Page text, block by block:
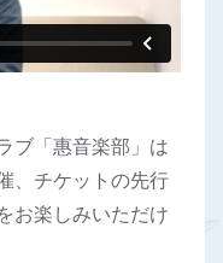
ブ「惠音楽部」は
、チケットの先行
お楽しみいただけ